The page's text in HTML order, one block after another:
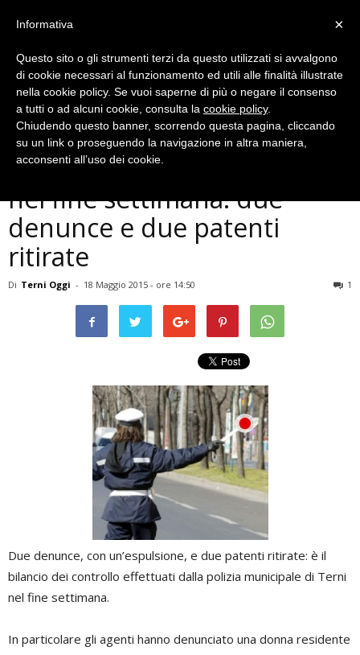
Cronaca
Terni, controlli municipale
nel fine settimana: due
denunce e due patenti
ritirate
Di Terni Oggi - 18 Maggio 2015 - ore 14:50 1
Due denunce, con un’espulsione, e due patenti ritirate: è il
bilancio dei controllo effettuati dalla polizia municipale di Terni
nel fine settimana.
In particolare gli agenti hanno denunciato una donna residente
×
Informativa
Questo sito o gli strumenti terzi da questo utilizzati si avvalgono
di cookie necessari al funzionamento ed utili alle finalità illustrate
nella cookie policy. Se vuoi saperne di più o negare il consenso
a tutti o ad alcuni cookie, consulta la cookie policy.
Chiudendo questo banner, scorrendo questa pagina, cliccando
su un link o proseguendo la navigazione in altra maniera,
acconsenti all’uso dei cookie.